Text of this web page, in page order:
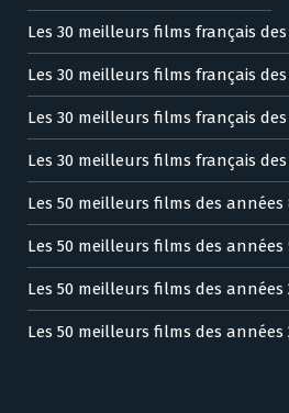
Les 30 meilleurs films français
Les 30 meilleurs films français
Les 30 meilleurs films français
Les 30 meilleurs films français
Les 50 meilleurs films des années
Les 50 meilleurs films des années
Les 50 meilleurs films des années
Les 50 meilleurs films des années